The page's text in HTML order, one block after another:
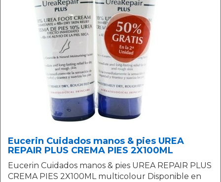
Eucerin Cuidados manos & pies UREA
REPAIR PLUS CREMA PIES 2X100ML
Eucerin Cuidados manos & pies UREA REPAIR PLUS
CREMA PIES 2X100ML multicolour Disponible en